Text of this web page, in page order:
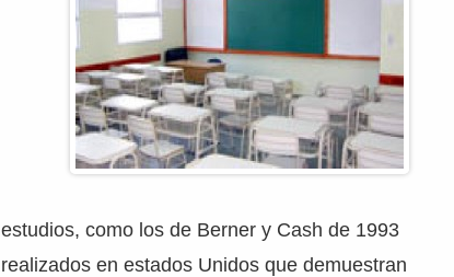
estudios, como los de Berner y Cash de 1993
realizados en estados Unidos que demuestran